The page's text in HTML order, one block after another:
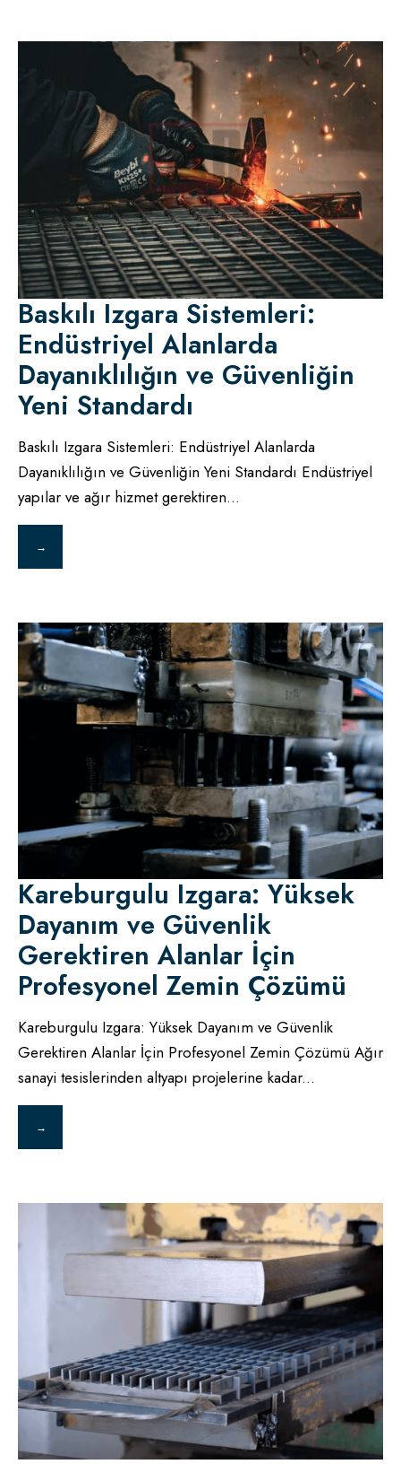
Baskılı Izgara Sistemleri:
Endüstriyel Alanlarda
Dayanıklılığın ve Güvenliğin
Yeni Standardı
Baskılı Izgara Sistemleri: Endüstriyel Alanlarda
Dayanıklılığın ve Güvenliğin Yeni Standardı Endüstriyel
yapılar ve ağır hizmet gerektiren...
→
Kareburgulu Izgara: Yüksek
Dayanım ve Güvenlik
Gerektiren Alanlar İçin
Profesyonel Zemin Çözümü
Kareburgulu Izgara: Yüksek Dayanım ve Güvenlik
Gerektiren Alanlar İçin Profesyonel Zemin Çözümü Ağır
sanayi tesislerinden altyapı projelerine kadar...
→